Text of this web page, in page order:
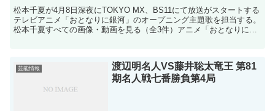
松本千夏が4月8日深夜にTOKYO MX、BS11にて放送がスタートする
テレビアニメ「おとなりに銀河」のオープニング主題歌を担当する。
松本千夏すべての画像・動画を見る（全3件）アニメ「おとなりに銀
芸能情報
渡辺明名人VS藤井聡太竜王 第81
期名人戦七番勝負第4局